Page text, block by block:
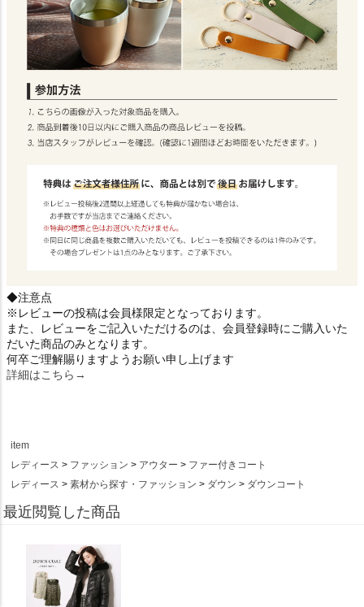
◆注意点
※レビューの投稿は会員様限定となっております。
また、レビューをご記入いただけるのは、会員登録時にご購入いた
だいた商品のみとなります。
何卒ご理解賜りますようお願い申し上げます
詳細はこちら→
item
レディース
ファッション アウター
ファー付きコート
レディース
素材から探す・ファッション ダウン ダウンコート
最近閲覧した商品